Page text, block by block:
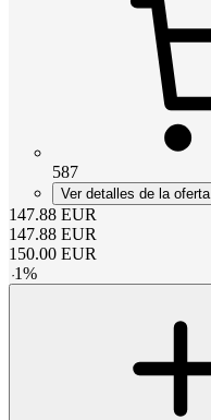
587
Ver detalles de la oferta
147.88 EUR
147.88 EUR
150.00 EUR
-1%